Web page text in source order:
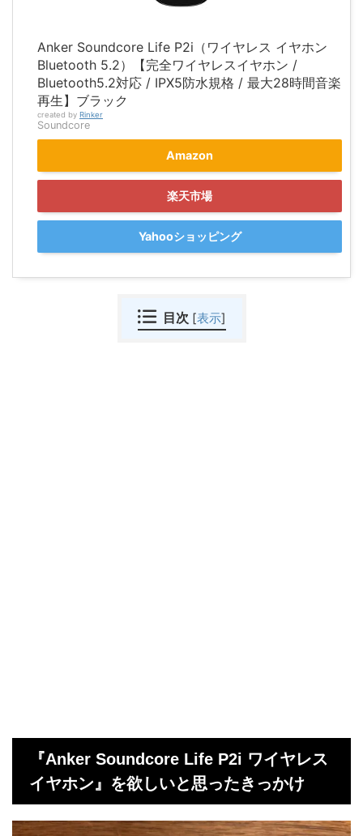
Anker Soundcore Life P2i（ワイヤレス イヤホン
Bluetooth 5.2）【完全ワイヤレスイヤホン /
Bluetooth5.2対応 / IPX5防水規格 / 最大28時間音楽
再生】ブラック
created by Rinker
Soundcore
Amazon
楽天市場
Yahooショッピング
目次 [表示]
『Anker Soundcore Life P2i ワイヤレス
イヤホン』を欲しいと思ったきっかけ